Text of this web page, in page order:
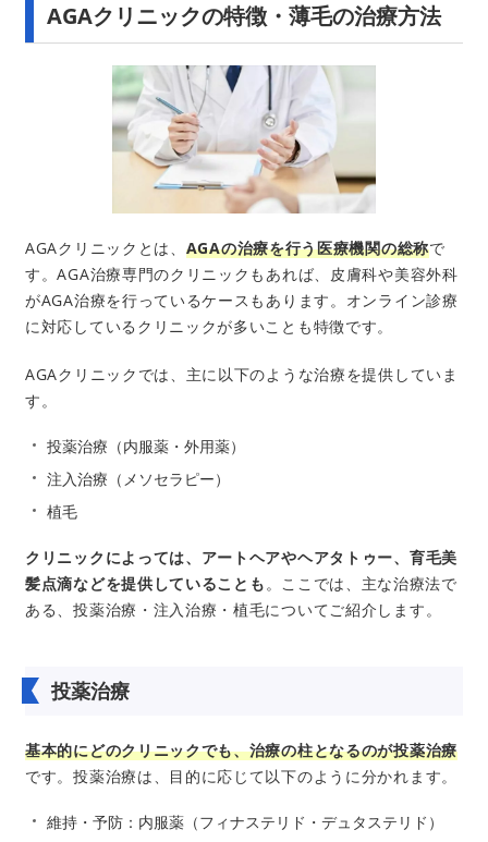
AGAクリニックの特徴・薄毛の治療方法
AGAクリニックとは、 AGAの治療を行う医療機関の総称で
す。AGA治療専門のクリニックもあれば、皮膚科や美容外科
がAGA治療を行っているケースもあります。オンライン診療
に対応しているクリニックが多いことも特徴です。
AGAクリニックでは、主に以下のような治療を提供していま
す。
投薬治療（内服薬・外用薬）
注入治療（メソセラピー）
植毛
クリニックによっては、アートヘアやヘアタトゥー、育毛美
髪点滴などを提供していることも 。ここでは、主な治療法で
ある、投薬治療・注入治療・植毛についてご紹介します。
投薬治療
基本的にどのクリニックでも、治療の柱となるのが投薬治療
です。投薬治療は、目的に応じて以下のように分かれます。
維持・予防：内服薬（フィナステリド・デュタステリド）